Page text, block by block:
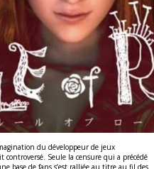
du développeur de jeux
controversé. Seule la censure qui a précédé
base de fans s’est ralliée au titre au fil des